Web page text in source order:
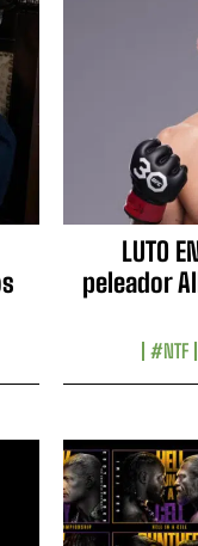
LUTO
peleador
#NTF